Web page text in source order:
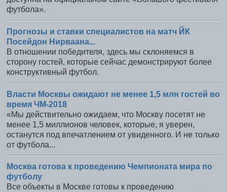
футбола».
Прогнозы и ставки специалистов на матч ЙК
Посейдон Нирваана...
В отношении победителя, здесь мы склоняемся в
сторону гостей, которые сейчас демонстрируют более
конструктивный футбол.
Власти Москвы ожидают не менее 1,5 млн гостей во
время ЧМ-2018
«Мы действительно ожидаем, что Москву посетят не
менее 1,5 миллионов человек, которые, я уверен,
останутся под впечатлением от увиденного. И не только
от футбола...
Москва готова к проведению Чемпионата мира по
футболу
Все объекты в Москве готовы к проведению